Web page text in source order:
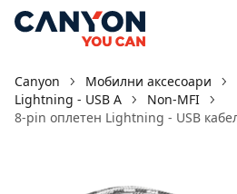
Canyon Мобилни аксесоари
Lightning - USB A
Non-MFI